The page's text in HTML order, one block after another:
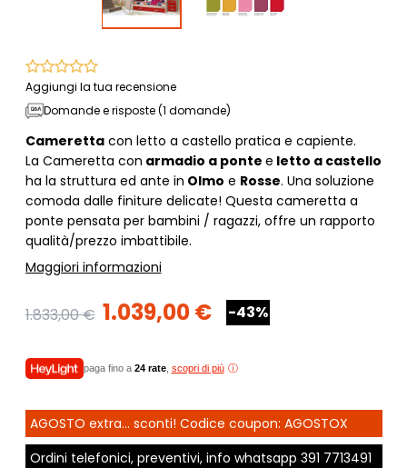
Aggiungi la tua recensione
Domande e risposte (1 domande)
Camerettacon letto a castello pratica e capiente.
La Cameretta con armadio a ponte e letto a castello
ha la struttura ed ante in Olmo e Rosse. Una soluzione
comoda dalle finiture delicate! Questa cameretta a
ponte pensata per bambini / ragazzi, offre un rapporto
qualità/prezzo imbattibile.
Maggiori informazioni
1.833,00 € 1.039,00 € -43%
paga fino a 24 rate, scopri di più
AGOSTO extra... sconti! Codice coupon: AGOSTOX
Ordini telefonici, preventivi, info whatsapp 391 7713491